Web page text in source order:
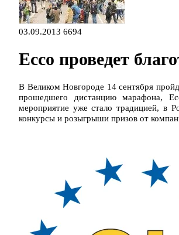
03.09.2013 6694
Ecco проведет
В Великом Новгороде 14 сентября
прошедшего дистанцию марафона,
мероприятие уже стало традицией, в
конкурсы и розыгрыши призов от